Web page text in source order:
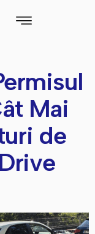
Mai
de